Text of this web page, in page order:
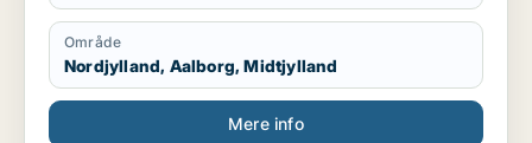
Område
Nordjylland, Aalborg, Midtjylland
Mere info